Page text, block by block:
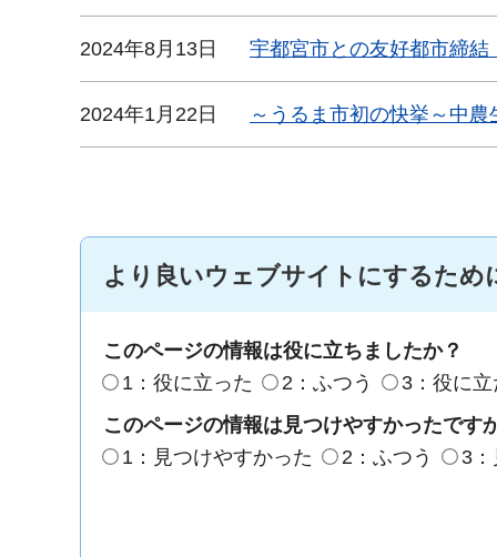
2024年8月13日 宇都宮市との友好都市締結
2024年1月22日 ～うるま市初の快挙～中農
より良いウェブサイトにするた
このページの情報は役に立ちましたか？
1：役に立った
2：ふつう
3：役に
このページの情報は見つけやすかったです
1：見つけやすかった
2：ふつう 3